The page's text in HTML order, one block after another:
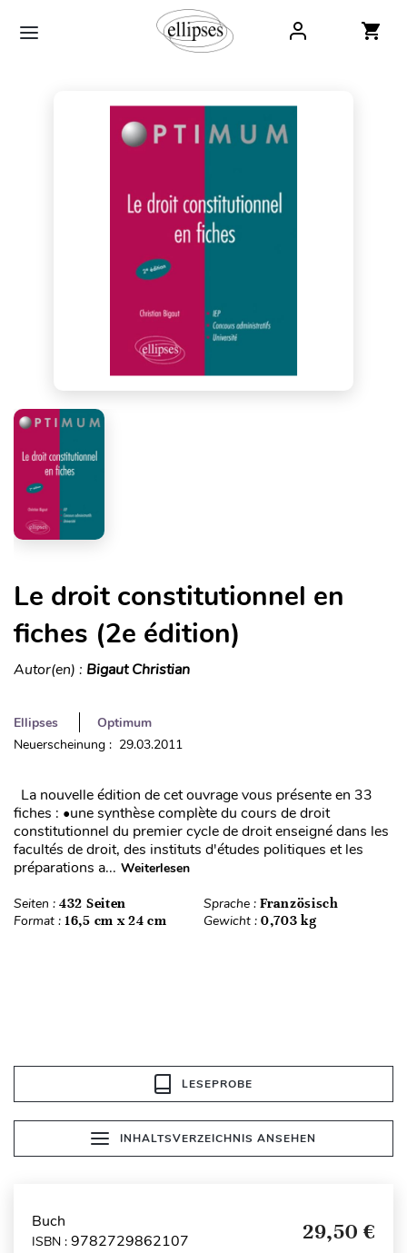
Le droit constitutionnel en
fiches (2e édition)
Autor(en) : Bigaut Christian
Ellipses
Optimum
Neuerscheinung : 29.03.2011
La nouvelle édition de cet ouvrage vous présente en 33
fiches : •une synthèse complète du cours de droit
constitutionnel du premier cycle de droit enseigné dans les
facultés de droit, des instituts d'études politiques et les
préparations a... Weiterlesen
Seiten : 432 Seiten Sprache : Französisch
Format : 16,5 cm x 24 cm Gewicht : 0,703 kg
LESEPROBE
INHALTSVERZEICHNIS ANSEHEN
Buch
ISBN : 9782729862107 29,50 €